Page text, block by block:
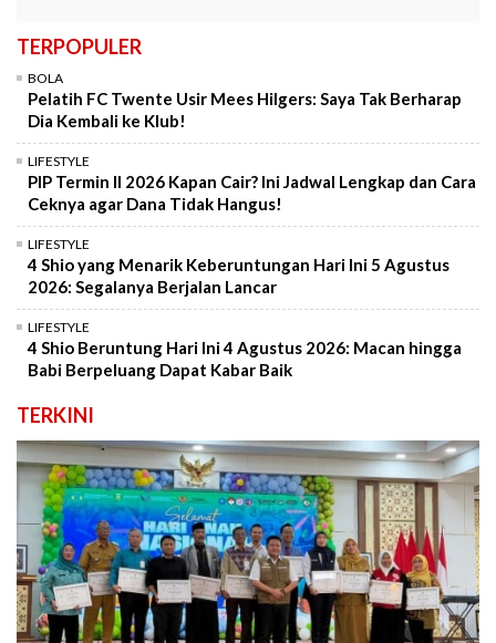
TERPOPULER
BOLA
Pelatih FC Twente Usir Mees Hilgers: Saya Tak Berharap
Dia Kembali ke Klub!
LIFESTYLE
PIP Termin II 2026 Kapan Cair? Ini Jadwal Lengkap dan Cara
Ceknya agar Dana Tidak Hangus!
LIFESTYLE
4 Shio yang Menarik Keberuntungan Hari Ini 5 Agustus
2026: Segalanya Berjalan Lancar
LIFESTYLE
4 Shio Beruntung Hari Ini 4 Agustus 2026: Macan hingga
Babi Berpeluang Dapat Kabar Baik
TERKINI